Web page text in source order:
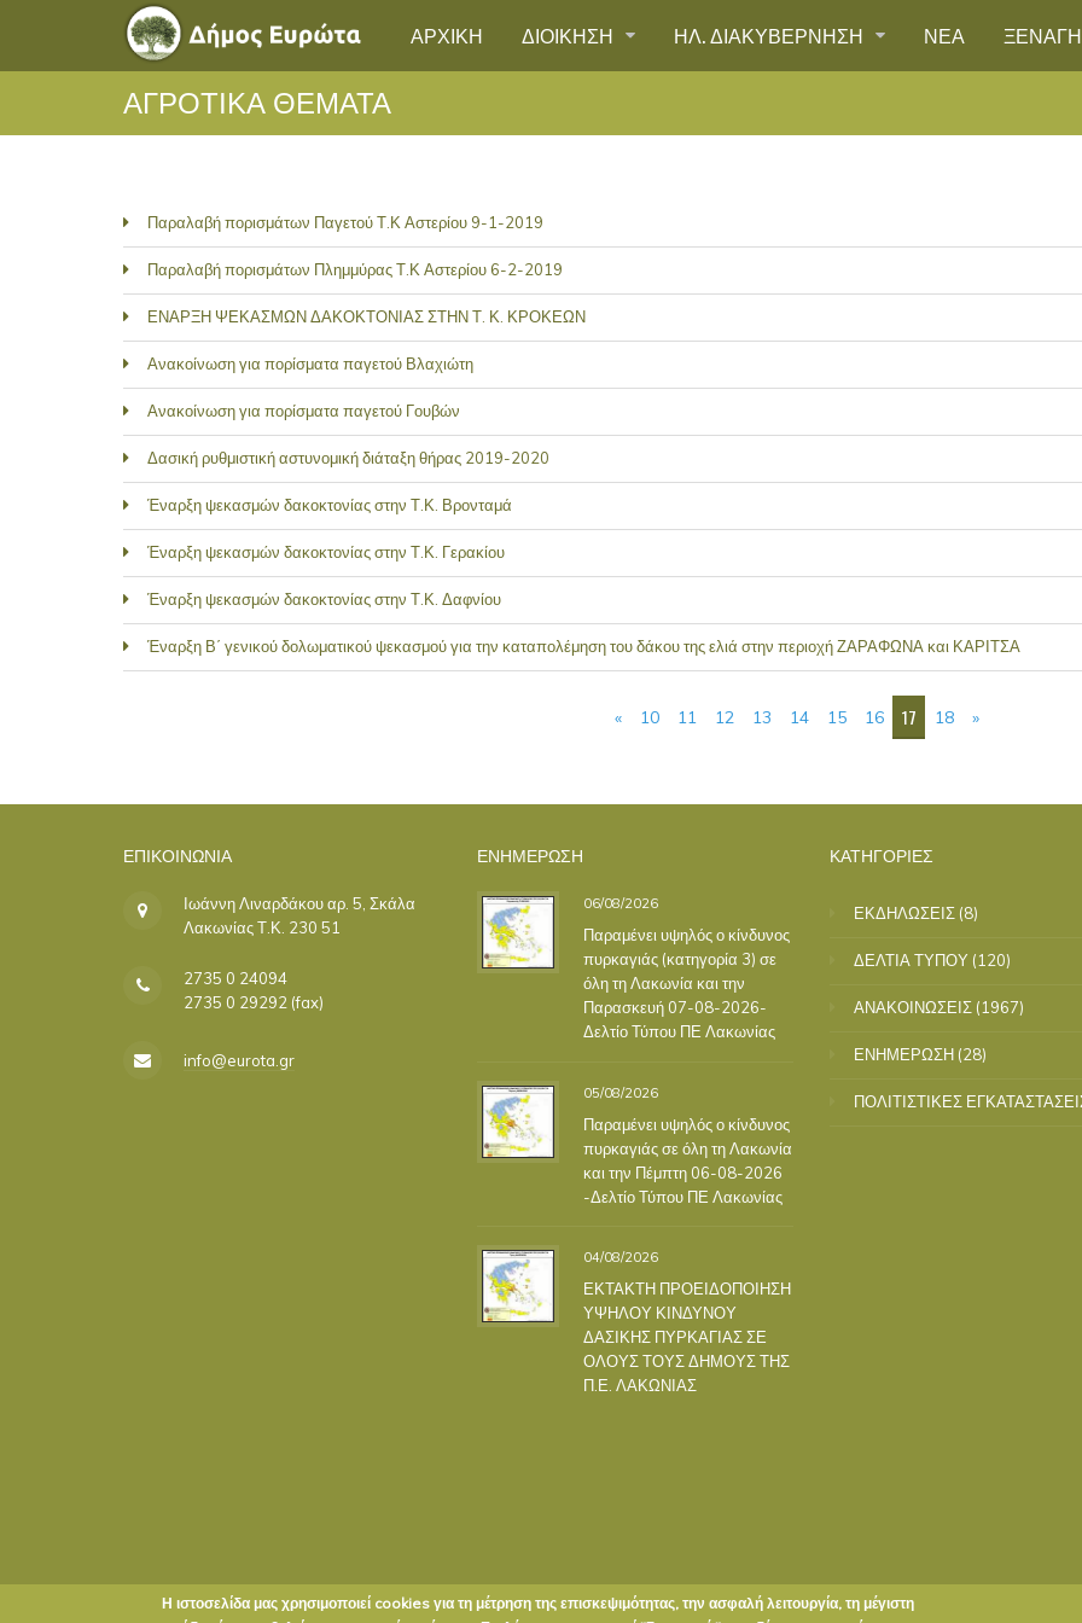
ΑΡΧΙΚΗ ΔΙΟΙΚΗΣΗ ΗΛ. ΔΙΑΚΥΒΕΡΝΗΣΗ ΝΕΑ
ΑΓΡΟΤΙΚΑ ΘΕΜΑΤΑ
Παραλαβή πορισμάτων Παγετού Τ.Κ Αστερίου 9-1-2019
Παραλαβή πορισμάτων Πλημμύρας Τ.Κ Αστερίου 6-2-2019
ΕΝΑΡΞΗ ΨΕΚΑΣΜΩΝ ΔΑΚΟΚΤΟΝΙΑΣ ΣΤΗΝ Τ. Κ. ΚΡΟΚΕΩΝ
Ανακοίνωση για πορίσματα παγετού Βλαχιώτη
Ανακοίνωση για πορίσματα παγετού Γουβών
Δασική ρυθμιστική αστυνομική διάταξη θήρας 2019-2020
Έναρξη ψεκασμών δακοκτονίας στην Τ.Κ. Βρονταμά
Έναρξη ψεκασμών δακοκτονίας στην Τ.Κ. Γερακίου
Έναρξη ψεκασμών δακοκτονίας στην Τ.Κ. Δαφνίου
Έναρξη Β΄ γενικού δολωματικού ψεκασμού για την καταπολέμηση του δάκου της ελιά στην περιοχή ΖΑΡΑΦΩΝΑ και ΚΑΡΙΤΣΑ
« 10 11 12 13 14 15 16 17 18 »
ΕΠΙΚΟΙΝΩΝΊΑ
Ιωάννη Λιναρδάκου αρ. 5, Σκάλα
Λακωνίας Τ.Κ. 230 51
2735 0 24094
2735 0 29292 (fax)
info@eurota.gr
ΕΝΗΜΕΡΩΣΗ
06/08/2026
Παραμένει υψηλός ο κίνδυνος
πυρκαγιάς (κατηγορία 3) σε
όλη τη Λακωνία και την
Παρασκευή 07-08-2026-
Δελτίο Τύπου ΠΕ Λακωνίας
05/08/2026
Παραμένει υψηλός ο κίνδυνος
πυρκαγιάς σε όλη τη Λακωνία
και την Πέμπτη 06-08-2026
-Δελτίο Τύπου ΠΕ Λακωνίας
04/08/2026
ΕΚΤΑΚΤΗ ΠΡΟΕΙΔΟΠΟΙΗΣΗ
ΥΨΗΛΟΥ ΚΙΝΔΥΝΟΥ
ΔΑΣΙΚΗΣ ΠΥΡΚΑΓΙΑΣ ΣΕ
ΟΛΟΥΣ ΤΟΥΣ ΔΗΜΟΥΣ ΤΗΣ
Π.Ε. ΛΑΚΩΝΙΑΣ
ΚΑΤΗΓΟΡΙΕΣ
ΕΚΔΗΛΩΣΕΙΣ (8)
ΔΕΛΤΙΑ ΤΥΠΟΥ (120)
ΑΝΑΚΟΙΝΩΣΕΙΣ (1967)
ΕΝΗΜΕΡΩΣΗ (28)
ΠΟΛΙΤΙΣΤΙΚΕΣ
Η ιστοσελίδα μας χρησιμοποιεί cookies για τη μέτρηση της επισκεψιμότητας, την ασφαλή λειτουργία, τη μέγιστη